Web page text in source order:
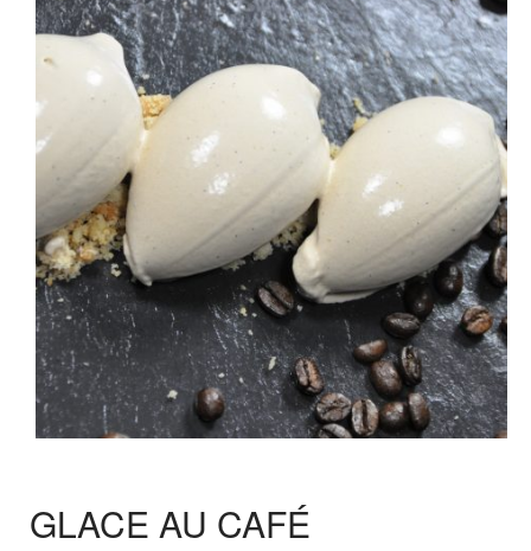
GLACE AU CAFÉ